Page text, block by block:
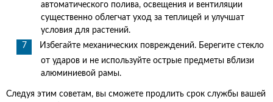
автоматического полива, освещения и вентиляции
существенно облегчат уход за теплицей и улучшат
условия для растений.
Избегайте механических повреждений. Берегите стекло
от ударов и не используйте острые предметы вблизи
алюминиевой рамы.
Следуя этим советам, вы сможете продлить срок службы вашей